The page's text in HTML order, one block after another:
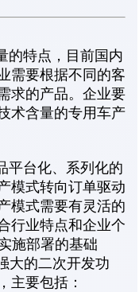
的特点，目前国内
需要根据不同的客
求的产品。企业要
术含量的专用车产
平台化、系列化的
模式转向订单驱动
模式需要有灵活的
行业特点和企业个
施部署的基础
大的二次开发功
主要包括：